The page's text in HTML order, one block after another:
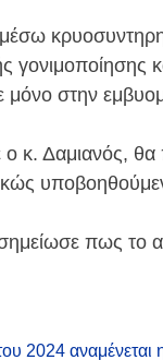
μόνο στην
κ. Δαμιανός,
πως το
2024